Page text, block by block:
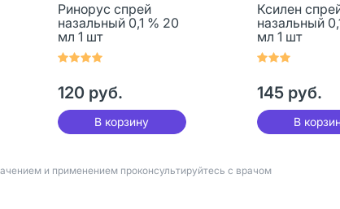
Ринорус спрей
назальный 0,1 % 20
мл 1 шт
120 руб.
В корзину
Ксилен
назальный
мл 1 шт
145 руб.
В
и применением проконсультируйтесь с врачом